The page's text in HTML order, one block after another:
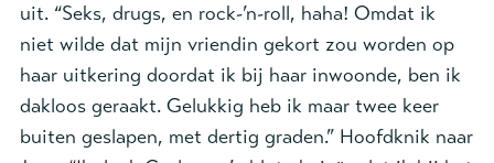
uit. “Seks, drugs, en rock-’n-roll, haha! Omdat ik
niet wilde dat mijn vriendin gekort zou worden op
haar uitkering doordat ik bij haar inwoonde, ben ik
dakloos geraakt. Gelukkig heb ik maar twee keer
buiten geslapen, met dertig graden.” Hoofdknik naar